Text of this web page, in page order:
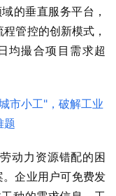
的垂直服务平台，
管控的创新模式，
均撮合项目需求超
动力资源错配的困
。企业用户可免费发